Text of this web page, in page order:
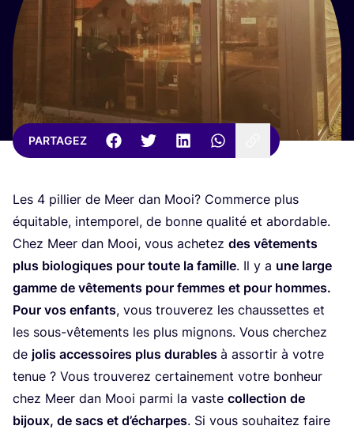
PARTAGEZ
Les 4 pillier de Meer dan Mooi? Com­merce plus
équi­table, intem­po­rel, de bonne qua­li­té et abor­dable.
Chez Meer dan Mooi, vous ache­tez des vête­ments
plus bio­lo­giques pour toute la famille. Il y a une large
gamme de vête­ments pour femmes et pour hommes.
Pour vos enfants, vous trou­ve­rez les chaus­settes et
les sous-vête­ments les plus mignons. Vous cher­chez
de jolis acces­soires plus durables à assor­tir à votre
tenue ? Vous trou­ve­rez cer­tai­ne­ment votre bon­heur
chez Meer dan Mooi par­mi la vaste col­lec­tion de
bijoux, de sacs et d’é­charpes. Si vous sou­hai­tez faire